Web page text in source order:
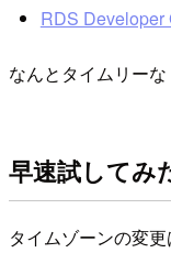
RDS Developer
なんとタイムリーな
早速試してみ
タイムゾーンの変